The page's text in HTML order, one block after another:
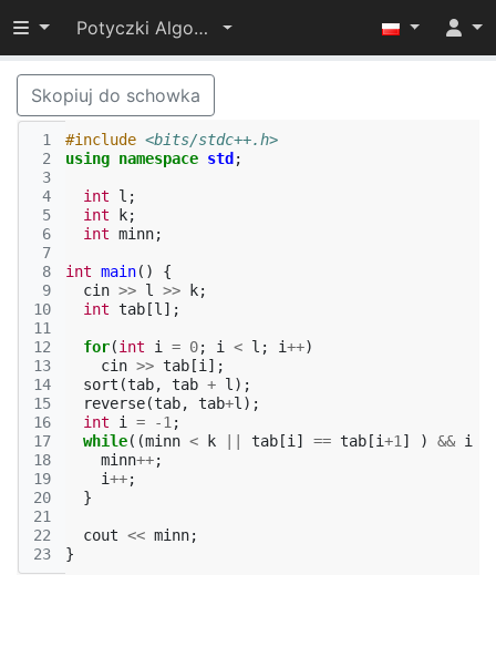
Przełącz widoczność menu
Potyczki Algorytmiczne 2021
Skopiuj do schowka
1
2
3
4
5
6
7
8
9
10
11
12
13
14
15
16
17
18
19
20
21
22
23
#include <bits/stdc++.h>
using namespace std ;
int l ;
int
k;
int minn;
int main()
{
cin >> l >> k;
int tab [l ];
for(int i = 0; i < l ; i++)
cin >> tab [i ];
sort (tab, tab + l );
reverse(tab, tab+l );
int
i = -1 ;
while((minn < k tab [i ] == tab [i+1 ] ) && i
minn++;
i++;
}
cout << minn;
}